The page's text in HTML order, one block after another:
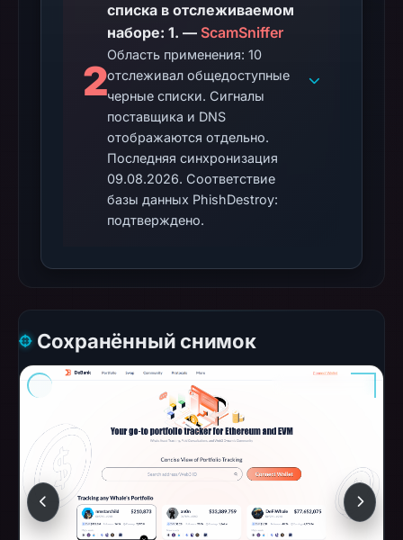
2
списка в отслеживаемом
наборе: 1. — ScamSniffer
Область применения: 10
отслеживал общедоступные
черные списки. Сигналы
поставщика и DNS
отображаются отдельно.
Последняя синхронизация
09.08.2026. Соответствие
базы данных PhishDestroy:
подтверждено.
Сохранённый снимок